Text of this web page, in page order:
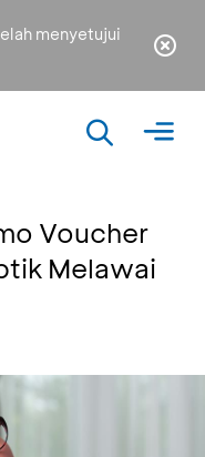
menyetujui
Voucher
Melawai